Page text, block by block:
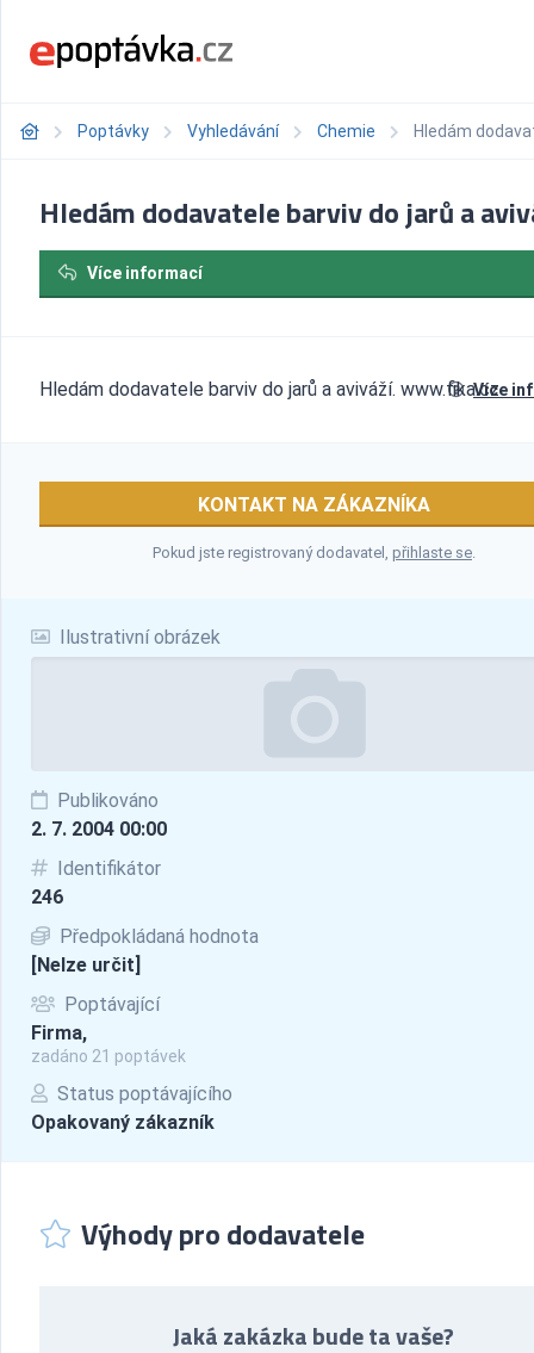
Poptávky Vyhledávání Chemie Hledám
Ilustrativní obrázek
Publikováno
2. 7. 2004 00:00
Identifikátor
246
Předpokládaná hodnota
[Nelze určit]
Poptávající
Firma,
zadáno 21 poptávek
Status poptávajícího
Opakovaný zákazník
Hledám dodavatele barviv do jarů a
Více informací
Hledám dodavatele barviv do jarů a aviváží. www.fika.cz
Více
KONTAKT NA ZÁKAZNÍKA
Pokud jste registrovaný dodavatel, přihlaste se.
Výhody pro dodavatele
Jaká zakázka bude ta vaše?